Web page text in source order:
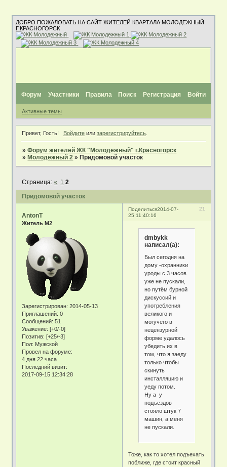
ДОБРО ПОЖАЛОВАТЬ НА САЙТ ЖИТЕЛЕЙ КВАРТАЛА МОЛОДЕЖНЫЙ
Г.КРАСНОГОРСК
Форум Участники Правила Поиск Регистрация Войти
Активные темы
Привет, Гость! Войдитеили зарегистрируйтесь.
»Форум жителей ЖК "Молодежный" г.Красногорск
» Молодежный 2 » Придомовой участок
Придомовой участок
Страница:« 1 2
Поделиться 21
2014-07-
25 11:40:16
AntonT
Житель М2
Зарегистрирован: 2014-05-13
Приглашений: 0
Сообщений: 51
Уважение: [+0/-0]
Позитив: [+25/-3]
Пол: Мужской
Провел на форуме:
4 дня 22 часа
Последний визит:
2017-09-15 12:34:28
dmbykk
написал(а):
Был сегодня на
дому -охранники
уроды с 3 часов
уже не пускали,
но путём бурной
дискуссий и
употребления
великого и
могучего в
нецензурной
форме удалось
убедить их в
том, что я заеду
только чтобы
скинуть
инсталляцию и
уеду потом.
Ну а у
подъездов
стояло штук 7
машин, а меня
не пускали.
Тоже, как то хотел подъехать
поближе, где стоит красный